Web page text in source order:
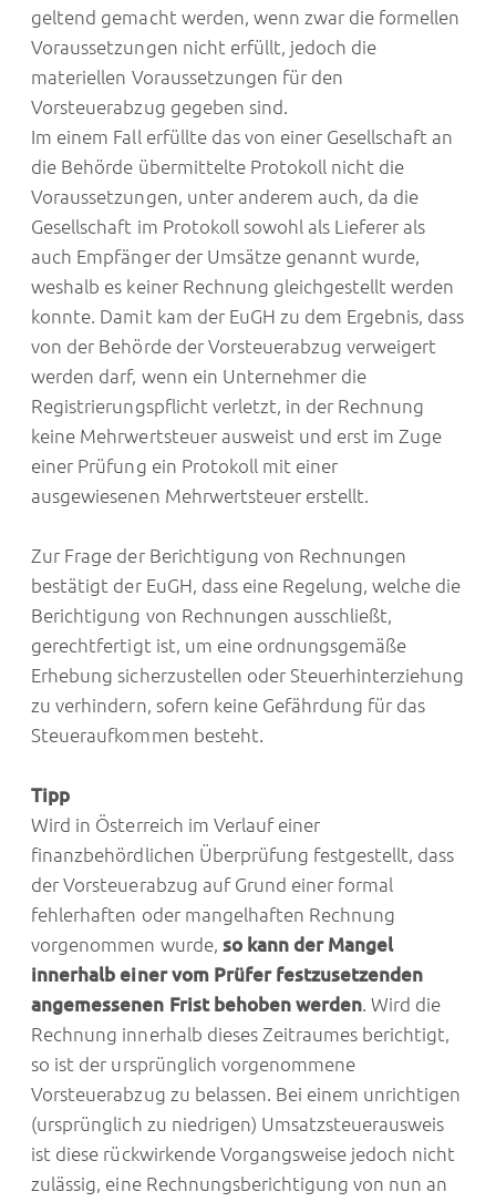
geltend gemacht werden, wenn zwar die formellen
Voraussetzungen nicht erfüllt, jedoch die
materiellen Voraussetzungen für den
Vorsteuerabzug gegeben sind.
Im einem Fall erfüllte das von einer Gesellschaft an
die Behörde übermittelte Protokoll nicht die
Voraussetzungen, unter anderem auch, da die
Gesellschaft im Protokoll sowohl als Lieferer als
auch Empfänger der Umsätze genannt wurde,
weshalb es keiner Rechnung gleichgestellt werden
konnte. Damit kam der EuGH zu dem Ergebnis, dass
von der Behörde der Vorsteuerabzug verweigert
werden darf, wenn ein Unternehmer die
Registrierungspflicht verletzt, in der Rechnung
keine Mehrwertsteuer ausweist und erst im Zuge
einer Prüfung ein Protokoll mit einer
ausgewiesenen Mehrwertsteuer erstellt.
Zur Frage der Berichtigung von Rechnungen
bestätigt der EuGH, dass eine Regelung, welche die
Berichtigung von Rechnungen ausschließt,
gerechtfertigt ist, um eine ordnungsgemäße
Erhebung sicherzustellen oder Steuerhinterziehung
zu verhindern, sofern keine Gefährdung für das
Steueraufkommen besteht.
Tipp
Wird in Österreich im Verlauf einer
finanzbehördlichen Überprüfung festgestellt, dass
der Vorsteuerabzug auf Grund einer formal
fehlerhaften oder mangelhaften Rechnung
vorgenommen wurde, so kann der Mangel
innerhalb einer vom Prüfer festzusetzenden
angemessenen Frist behoben werden. Wird die
Rechnung innerhalb dieses Zeitraumes berichtigt,
so ist der ursprünglich vorgenommene
Vorsteuerabzug zu belassen. Bei einem unrichtigen
(ursprünglich zu niedrigen) Umsatzsteuerausweis
ist diese rückwirkende Vorgangsweise jedoch nicht
zulässig, eine Rechnungsberichtigung von nun an